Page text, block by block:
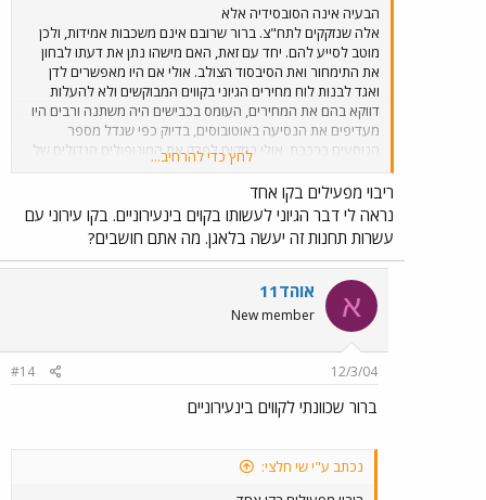
הבעיה אינה הסובסידיה אלא
אלה שנזקקים לתח"צ. ברור שרובם אינם משכבות אמידות, ולכן
מוטב לסייע להם. יחד עם זאת, האם מישהו נתן את דעתו לבחון
את התימחור ואת הסיבסוד הצולב. אולי אם היו מאפשרים לדן
ואגד לבנות לוח מחירים הגיוני בקווים המבוקשים ולא להעלות
דווקא בהם את המחירים, העומס בכבישים היה משתנה ורבים היו
מעדיפים את הנסיעה באוטובוסים, בדיוק כפי שגדל מספר
הנוסעים ברכבת. אולי במקום לפרק את המונופולים הגדולים של
דן ואגד היו צריכים לאפשר להם לפעול ובמקביל לאפשר
למפעילים נוספים להשתלב. הרי רק זה באמת היה לטובת
הנוסעים, ולא לטובת קופת האוצר. מדוע לקחת בחשבון אך ורק
את המחירים ואת התמלוגים, ולא לחשוב על אפשרות של שני
מפעילים בקו 68 או בקו 312 או ב- 451 ? אם הוזכרה כאן
ההפרטה של בז"ן, שכנראה תרד מהפרק, ראוי להזכיר גם את ענין
התחרות של יבואני הרכב, שגם היא כנראה תוקפא ותרד בצורה
אלגנטית. אם כך, מדוע ךא יחול דין זה על התח"צ ?
לחץ כדי להרחיב...
ריבוי מפעילים בקו אחד
נראה לי דבר הגיוני לעשותו בקוים בינעירוניים. בקו עירוני עם
עשרות תחנות זה יעשה בלאגן. מה אתם חושבים?
א אוהד11
New member
12/3/04
#14
ברור שכוונתי לקווים בינעירוניים
נכתב ע"י שי חלצי: